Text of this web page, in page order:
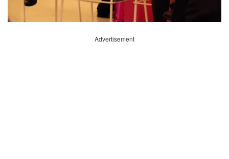
Advertisement